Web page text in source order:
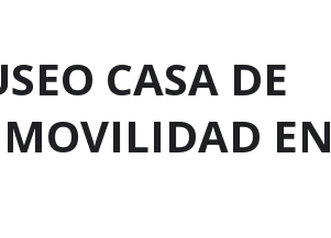
CASA DE
EN